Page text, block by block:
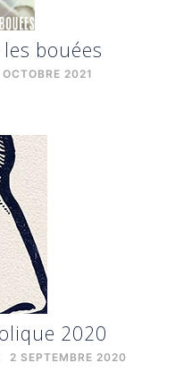
bouées
2021
2020
2 SEPTEMBRE 2020